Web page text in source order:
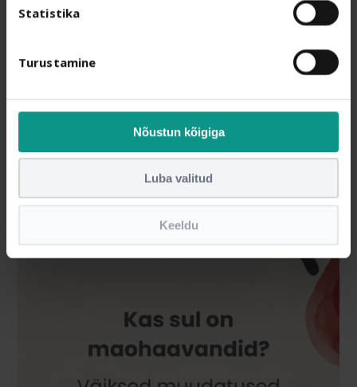
Statistika
Turustamine
Nõustun kõigiga
Luba valitud
Keeldu